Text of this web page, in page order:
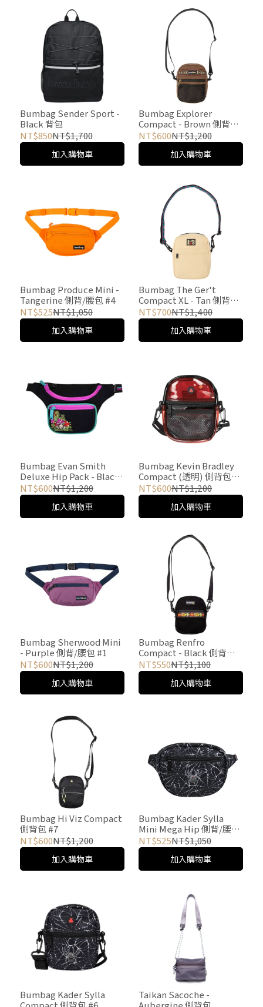
Bumbag Sender Sport -
Black 背包
NT$850NT$1,700
加入購物車
Bumbag Explorer
Compact - Brown 側背包
#3
NT$600NT$1,200
加入購物車
Bumbag Produce Mini -
Tangerine 側背/腰包 #4
NT$525NT$1,050
加入購物車
Bumbag The Ger't
Compact XL - Tan 側背包
#11
NT$700NT$1,400
加入購物車
Bumbag Evan Smith
Deluxe Hip Pack - Black
側背/腰包 #9
NT$600NT$1,200
加入購物車
Bumbag Kevin Bradley
Compact (透明) 側背包
#13
NT$600NT$1,200
加入購物車
Bumbag Sherwood Mini
- Purple 側背/腰包 #1
NT$600NT$1,200
加入購物車
Bumbag Renfro
Compact - Black 側背包
#1
NT$550NT$1,100
加入購物車
Bumbag Hi Viz Compact
側背包 #7
NT$600NT$1,200
加入購物車
Bumbag Kader Sylla
Mini Mega Hip 側背/腰包
#9
NT$525NT$1,050
加入購物車
Bumbag Kader Sylla
Taikan Sacoche -